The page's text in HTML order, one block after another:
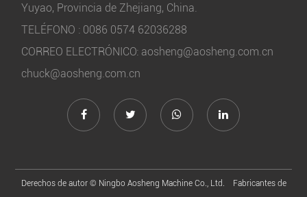
Yuyao, Provincia de Zhejiang, China.
TELÉFONO : 0086 0574 62036288
CORREO ELECTRÓNICO: aosheng@aosheng.com.cn
chuck@aosheng.com.cn
Derechos de autor © Ningbo Aosheng Machine Co., Ltd. Fabricantes de